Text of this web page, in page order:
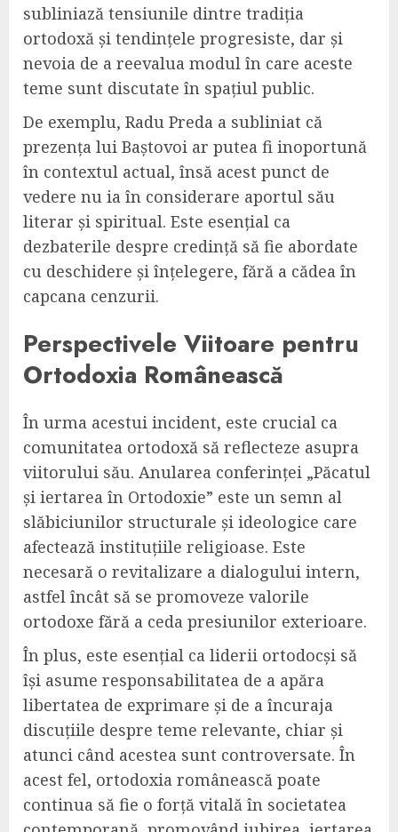
subliniază tensiunile dintre tradiția
ortodoxă și tendințele progresiste, dar și
nevoia de a reevalua modul în care aceste
teme sunt discutate în spațiul public.
De exemplu, Radu Preda a subliniat că
prezența lui Baștovoi ar putea fi inoportună
în contextul actual, însă acest punct de
vedere nu ia în considerare aportul său
literar și spiritual. Este esențial ca
dezbaterile despre credință să fie abordate
cu deschidere și înțelegere, fără a cădea în
capcana cenzurii.
Perspectivele Viitoare pentru
Ortodoxia Românească
În urma acestui incident, este crucial ca
comunitatea ortodoxă să reflecteze asupra
viitorului său. Anularea conferinței „Păcatul
și iertarea în Ortodoxie” este un semn al
slăbiciunilor structurale și ideologice care
afectează instituțiile religioase. Este
necesară o revitalizare a dialogului intern,
astfel încât să se promoveze valorile
ortodoxe fără a ceda presiunilor exterioare.
În plus, este esențial ca liderii ortodocși să
își asume responsabilitatea de a apăra
libertatea de exprimare și de a încuraja
discuțiile despre teme relevante, chiar și
atunci când acestea sunt controversate. În
acest fel, ortodoxia românească poate
continua să fie o forță vitală în societatea